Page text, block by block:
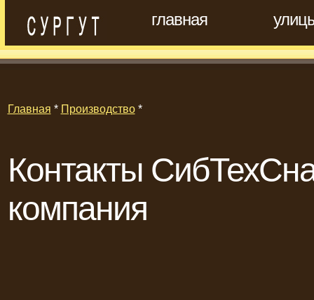
главная
Главная * Производство*
Контакты
компания